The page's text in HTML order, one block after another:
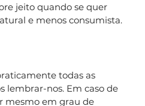
jeito quando se quer
e menos consumista.
todas as
lembrar-nos. Em caso de
mesmo em grau de